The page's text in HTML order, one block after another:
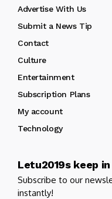
Advertise With Us
Submit a News Tip
Contact
Culture
Entertainment
Subscription Plans
My account
Technology
Letu2019s keep
Subscribe to our
instantly!